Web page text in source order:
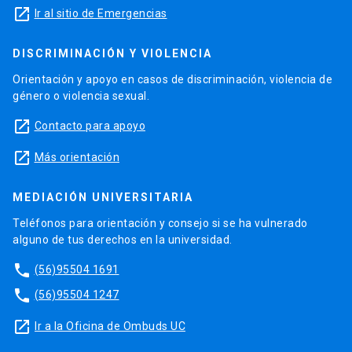
launch Ir al sitio de Emergencias
DISCRIMINACIÓN Y VIOLENCIA
Orientación y apoyo en casos de discriminación, violencia de
género o violencia sexual.
launch Contacto para apoyo
launch Más orientación
MEDIACIÓN UNIVERSITARIA
Teléfonos para orientación y consejo si se ha vulnerado
alguno de tus derechos en la universidad.
phone (56)95504 1691
phone (56)95504 1247
launch Ir a la Oficina de Ombuds UC